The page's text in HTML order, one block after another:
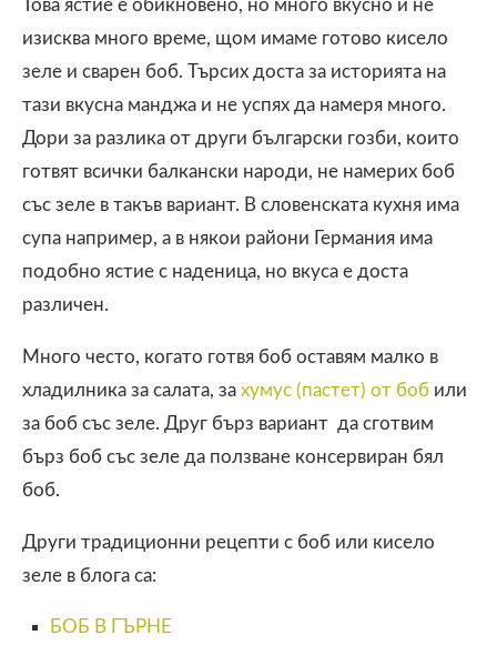
Това ястие е обикновено, но много вкусно и не
изисква много време, щом имаме готово кисело
зеле и сварен боб. Търсих доста за историята на
тази вкусна манджа и не успях да намеря много.
Дори за разлика от други български гозби, които
готвят всички балкански народи, не намерих боб
със зеле в такъв вариант. В словенската кухня има
супа например, а в някои райони Германия има
подобно ястие с наденица, но вкуса е доста
различен.
Много често, когато готвя боб оставям малко в
хладилника за салата, за хумус (пастет) от боб или
за боб със зеле. Друг бърз вариант да сготвим
бърз боб със зеле да ползване консервиран бял
боб.
Други традиционни рецепти с боб или кисело
зеле в блога са:
БОБ В ГЪРНЕ